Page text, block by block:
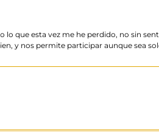
lo que esta vez me he perdido, no sin
y nos permite participar aunque sea